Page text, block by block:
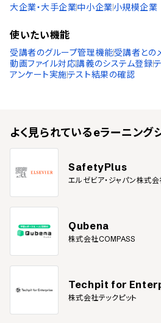
大企業・大手企業中小企業小規模企業
使いたい機能
受講者のグループ管理機能受講者との
動画ファイル対応講義のシステム登録
アンケート実施テスト結果の確認
よく見られているeラーニング
SafetyPlus
エルゼビア・ジャパン株式会
Qubena
株式会社COMPASS
Techpit for
株式会社テックピット